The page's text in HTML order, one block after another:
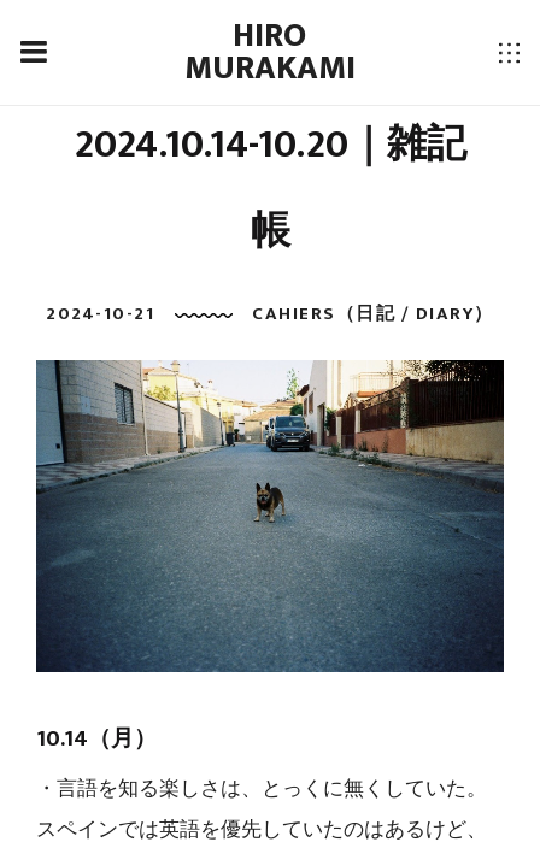
HIRO
MURAKAMI
2024.10.14-10.20｜雑記
帳
2024-10-21 CAHIERS（日記 / DIARY）
10.14（月）
・言語を知る楽しさは、とっくに無くしていた。
スペインでは英語を優先していたのはあるけど、